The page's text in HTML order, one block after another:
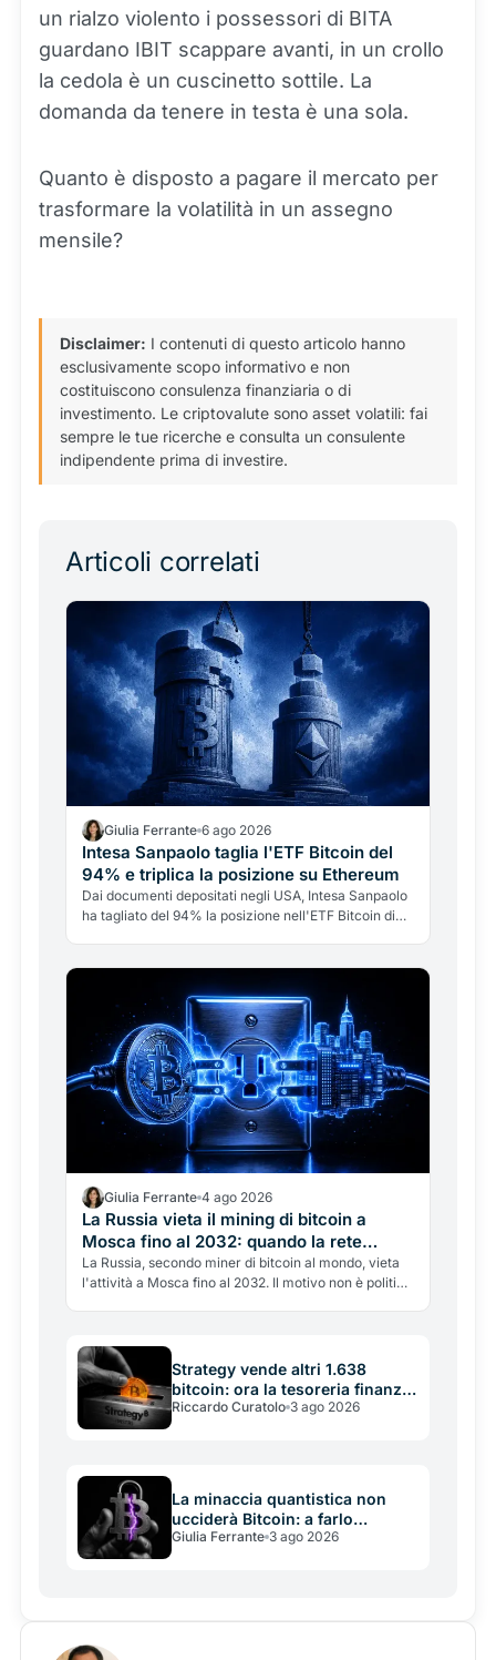
un rialzo violento i possessori di BITA
guardano IBIT scappare avanti, in un crollo
la cedola è un cuscinetto sottile. La
domanda da tenere in testa è una sola.
Quanto è disposto a pagare il mercato per
trasformare la volatilità in un assegno
mensile?
Disclaimer: I contenuti di questo articolo hanno
esclusivamente scopo informativo e non
costituiscono consulenza finanziaria o di
investimento. Le criptovalute sono asset volatili: fai
sempre le tue ricerche e consulta un consulente
indipendente prima di investire.
Articoli correlati
Giulia Ferrante 6 ago 2026
Intesa Sanpaolo taglia l'ETF Bitcoin del
94% e triplica la posizione su Ethereum
Dai documenti depositati negli USA, Intesa Sanpaolo
ha tagliato del 94% la posizione nell'ETF Bitcoin di
Giulia Ferrante 4 ago 2026
La Russia vieta il mining di bitcoin a
Mosca fino al 2032: quando la rete
elettrica batte le crypto
La Russia, secondo miner di bitcoin al mondo, vieta
l'attività a Mosca fino al 2032. Il motivo non è politico
Strategy vende altri 1.638
bitcoin: ora la tesoreria finanzia
se stessa
Riccardo Curatolo 3 ago 2026
La minaccia quantistica non
ucciderà Bitcoin: a farlo
potrebbe essere la sua
Giulia Ferrante 3 ago 2026